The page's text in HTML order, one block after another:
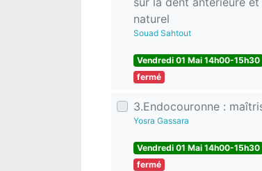
naturel
Souad Sahtout
Vendredi 01 Mai 14h00-15h30
fermé
3.Endocouronne :
Yosra Gassara
Vendredi 01 Mai 14h00-15h30
fermé